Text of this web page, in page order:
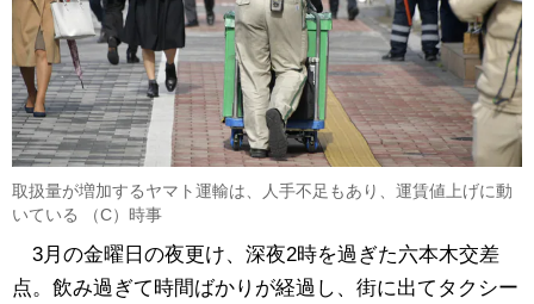
取扱量が増加するヤマト運輸は、人手不足もあり、運賃値上げに動
いている （C）時事
3月の金曜日の夜更け、深夜2時を過ぎた六本木交差
点。飲み過ぎて時間ばかりが経過し、街に出てタクシー